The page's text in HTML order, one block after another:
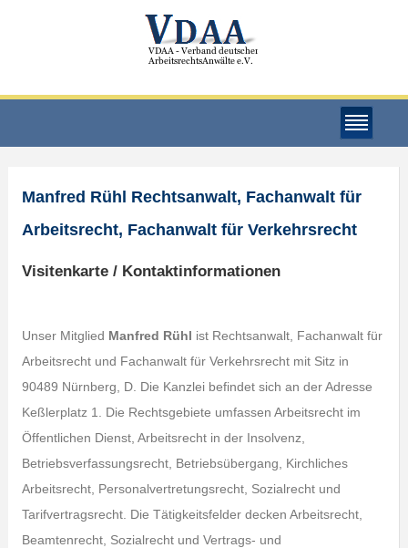
Manfred Rühl Rechtsanwalt, Fachanwalt für
Arbeitsrecht, Fachanwalt für Verkehrsrecht
Visitenkarte / Kontaktinformationen
Unser Mitglied Manfred Rühl ist Rechtsanwalt, Fachanwalt für
Arbeitsrecht und Fachanwalt für Verkehrsrecht mit Sitz in
90489 Nürnberg, D. Die Kanzlei befindet sich an der Adresse
Keßlerplatz 1. Die Rechtsgebiete umfassen Arbeitsrecht im
Öffentlichen Dienst, Arbeitsrecht in der Insolvenz,
Betriebsverfassungsrecht, Betriebsübergang, Kirchliches
Arbeitsrecht, Personalvertretungsrecht, Sozialrecht und
Tarifvertragsrecht. Die Tätigkeitsfelder decken Arbeitsrecht,
Beamtenrecht, Sozialrecht und Vertrags- und